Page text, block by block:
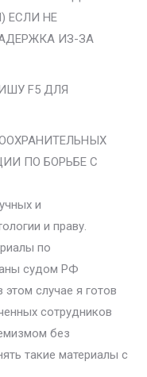
ЕСЛИ НЕ
ИЗ-ЗА
F5 ДЛЯ
ПО БОРЬБЕ С
и
и праву.
по
судом РФ
случае я готов
сотрудников
без
такие материалы с